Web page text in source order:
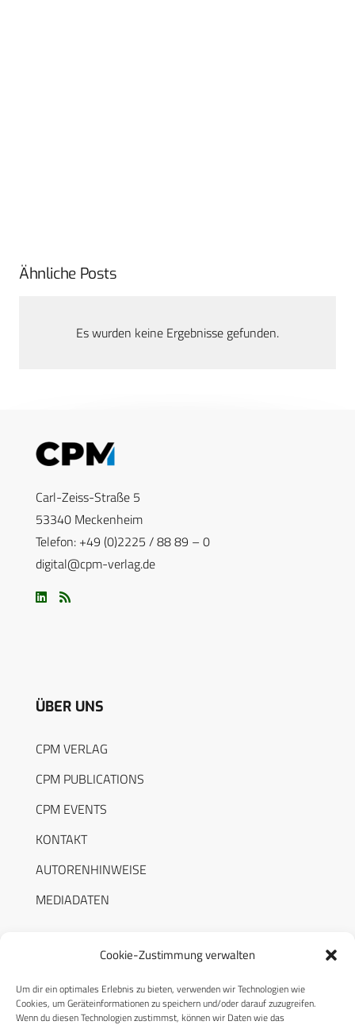
Cookie-Zustimmung verwalten
Um dir ein optimales Erlebnis zu bieten, verwenden wir Technologien wie
Cookies, um Geräteinformationen zu speichern und/oder darauf zuzugreifen.
Wenn du diesen Technologien zustimmst, können wir Daten wie das
Ähnliche Posts
Es wurden keine Ergebnisse gefunden.
Carl-Zeiss-Straße 5
53340 Meckenheim
Telefon: +49 (0)2225 / 88 89 – 0
digital@cpm-verlag.de
ÜBER UNS
CPM VERLAG
CPM PUBLICATIONS
CPM EVENTS
KONTAKT
AUTORENHINWEISE
MEDIADATEN
RECHTLICHES